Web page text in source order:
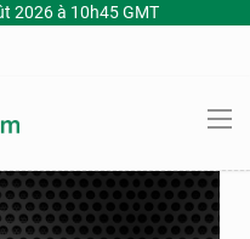
2026 à 10h45 GMT